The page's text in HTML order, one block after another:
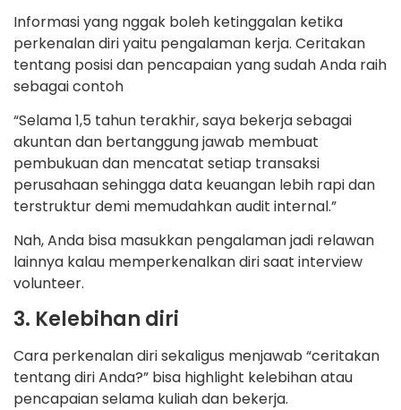
Informasi yang nggak boleh ketinggalan ketika
perkenalan diri yaitu pengalaman kerja. Ceritakan
tentang posisi dan pencapaian yang sudah Anda raih
sebagai contoh
“Selama 1,5 tahun terakhir, saya bekerja sebagai
akuntan dan bertanggung jawab membuat
pembukuan dan mencatat setiap transaksi
perusahaan sehingga data keuangan lebih rapi dan
terstruktur demi memudahkan audit internal.”
Nah, Anda bisa masukkan pengalaman jadi relawan
lainnya kalau memperkenalkan diri saat interview
volunteer.
3. Kelebihan diri
Cara perkenalan diri sekaligus menjawab “ceritakan
tentang diri Anda?” bisa highlight kelebihan atau
pencapaian selama kuliah dan bekerja.